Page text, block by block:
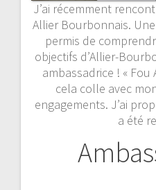
J’ai récemment
Allier Bourbonnais.
permis de
objectifs d’Allier-
ambassadrice ! «
cela colle avec
engagements. J’ai
a été